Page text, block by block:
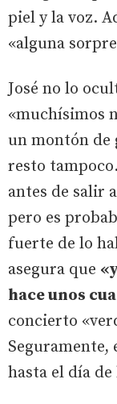
piel y la voz.
«alguna
José no lo
«muchísimos
un montón de
resto
antes de salir
pero es
fuerte de lo
asegura que
hace unos
concierto
Seguramente,
hasta el día de